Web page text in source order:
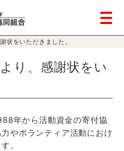
状をいただきました。
り、感謝状をい
年から活動資金の寄付協
やボランティア活動におけ
。